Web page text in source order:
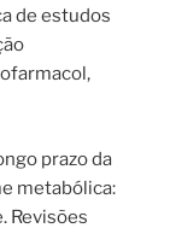
de estudos
prazo da
metabólica:
Revisões